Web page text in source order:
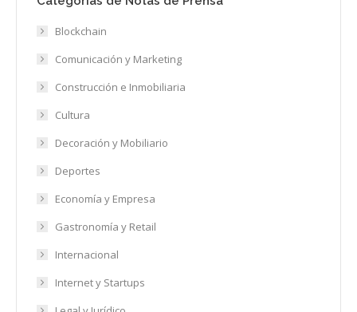
Blockchain
Comunicación y Marketing
Construcción e Inmobiliaria
Cultura
Decoración y Mobiliario
Deportes
Economía y Empresa
Gastronomía y Retail
Internacional
Internet y Startups